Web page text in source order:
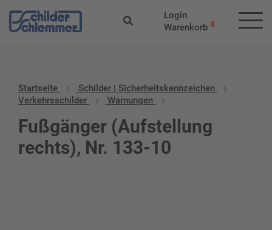
Login
Warenkorb 0
Startseite
Schilder | Sicherheitskennzeichen
Verkehrsschilder
Warnungen
Fußgänger (Aufstellung
rechts), Nr. 133-10